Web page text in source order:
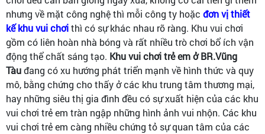
nhưng về mặt công nghệ thì mỗi công ty hoặc đơn vị thiết
kế khu vui chơithì có sự khác nhau rõ ràng. Khu vui chơi
gồm có liên hoàn nhà bóng và rất nhiều trò chơi bổ ích vận
động thể chất sáng tạo. Khu vui chơi trẻ em ở BR.Vũng
Tàuđang có xu hướng phát triển mạnh về hình thức và quy
mô, bằng chứng cho thấy ở các khu trung tâm thương mại,
hay những siêu thị gia đình đều có sự xuất hiện của các khu
vui chơi trẻ em tràn ngập những hình ảnh vui nhộn. Các khu
vui chơi trẻ em càng nhiều chứng tỏ sự quan tâm của các